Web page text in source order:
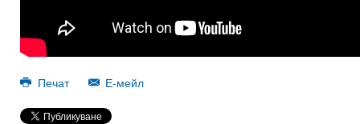
Печат Е-мейл